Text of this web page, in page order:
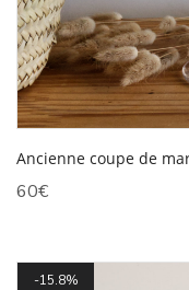
Ancienne coupe de
60€
15.8%